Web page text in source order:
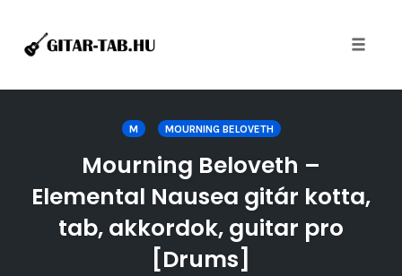
M MOURNING BELOVETH
Mourning Beloveth –
Elemental Nausea gitár kotta,
tab, akkordok, guitar pro
[Drums]